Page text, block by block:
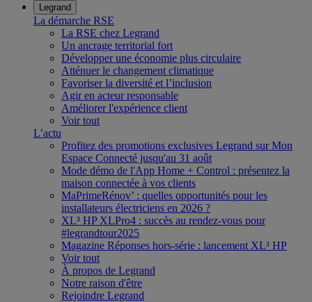
Legrand
La démarche RSE
La RSE chez Legrand
Un ancrage territorial fort
Développer une économie plus circulaire
Atténuer le changement climatique
Favoriser la diversité et l’inclusion
Agir en acteur responsable
Améliorer l'expérience client
Voir tout
L’actu
Profitez des promotions exclusives Legrand sur Mon
Espace Connecté jusqu'au 31 août
Mode démo de l'App Home + Control : présentez la
maison connectée à vos clients
MaPrimeRénov’ : quelles opportunités pour les
installateurs électriciens en 2026 ?
XL³ HP XLPro4 : succès au rendez-vous pour
#legrandtour2025
Magazine Réponses hors-série : lancement XL³ HP
Voir tout
À propos de Legrand
Notre raison d'être
Rejoindre Legrand